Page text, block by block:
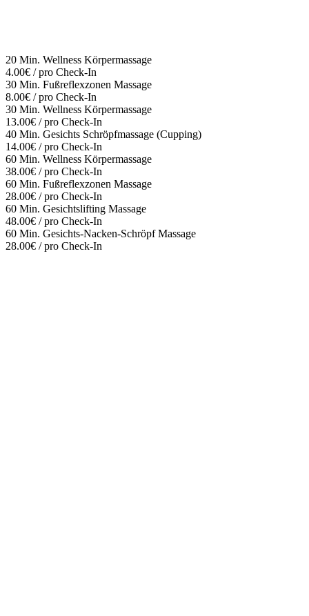
20 Min. Wellness Körpermassage
4.00€ / pro Check-In
30 Min. Fußreflexzonen Massage
8.00€ / pro Check-In
30 Min. Wellness Körpermassage
13.00€ / pro Check-In
40 Min. Gesichts Schröpfmassage (Cupping)
14.00€ / pro Check-In
60 Min. Wellness Körpermassage
38.00€ / pro Check-In
60 Min. Fußreflexzonen Massage
28.00€ / pro Check-In
60 Min. Gesichtslifting Massage
48.00€ / pro Check-In
60 Min. Gesichts-Nacken-Schröpf Massage
28.00€ / pro Check-In